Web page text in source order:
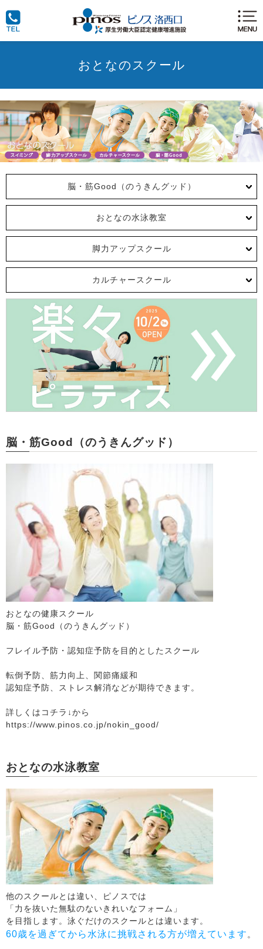
おとなのスクール
脳・筋Good（のうきんグッド）
おとなの水泳教室
脚力アップスクール
カルチャースクール
脳・筋Good（のうきんグッド）
おとなの健康スクール
脳・筋Good（のうきんグッド）
フレイル予防・認知症予防を目的としたスクール
転倒予防、筋力向上、関節痛緩和
認知症予防、ストレス解消などが期待できます。
詳しくはコチラ↓から
https://www.pinos.co.jp/nokin_good/
おとなの水泳教室
他のスクールとは違い、ピノスでは
「力を抜いた無駄のないきれいなフォーム」
を目指します。泳ぐだけのスクールとは違います。
60歳を過ぎてから水泳に挑戦される方が増えています 。